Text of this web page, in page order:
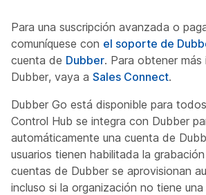
Para una suscripción avanzada o
comuníquese con el soporte de
cuenta de Dubber. Para obtener
Dubber, vaya a Sales Connect.
Dubber Go está disponible para
Control Hub se integra con Dubber
automáticamente una cuenta de
usuarios tienen habilitada la
cuentas de Dubber se aprovisionan
incluso si la organización no tiene